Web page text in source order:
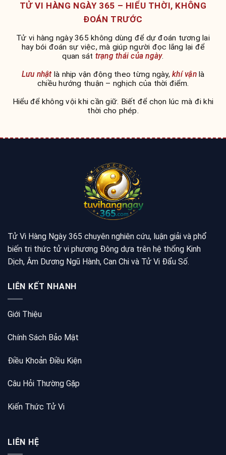
TỬ VI HÀNG NGÀY 365 – HIỂU THỜI, KHÔNG
ĐOÁN TRƯỚC
Tử vi hàng ngày 365 không dùng để dự đoán tương lai
hay bói đoán sự việc, mà giúp người đọc lắng lại để
quan sát trạng thái của ngày.
Lưu nhậtlà nhịp vận động theo từng ngày, khí vậnlà
chiều hướng thuận – nghịch của thời điểm.
Hiểu để không vội khi cần giữ. Biết để chọn lúc mà đi khi
thời cho phép.
Tử Vi Hàng Ngày 365 chuyên nghiên cứu, luận giải và phổ
biến tri thức tử vi phương Đông dựa trên hệ thống Kinh
Dịch, Âm Dương Ngũ Hành, Can Chi và Tử Vi Đẩu Số.
LIÊN KẾT NHANH
Giới Thiệu
Chính Sách Bảo Mật
Điều Khoản Điều Kiện
Câu Hỏi Thường Gặp
Kiến Thức Tử Vi
LIÊN HỆ